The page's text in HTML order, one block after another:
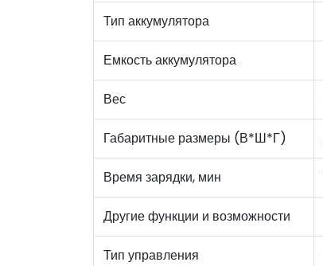
Тип аккумулятора
Емкость аккумулятора
Вес
Габаритные размеры (В*Ш*Г)
Время зарядки, мин
Другие функции и возможности
Тип управления